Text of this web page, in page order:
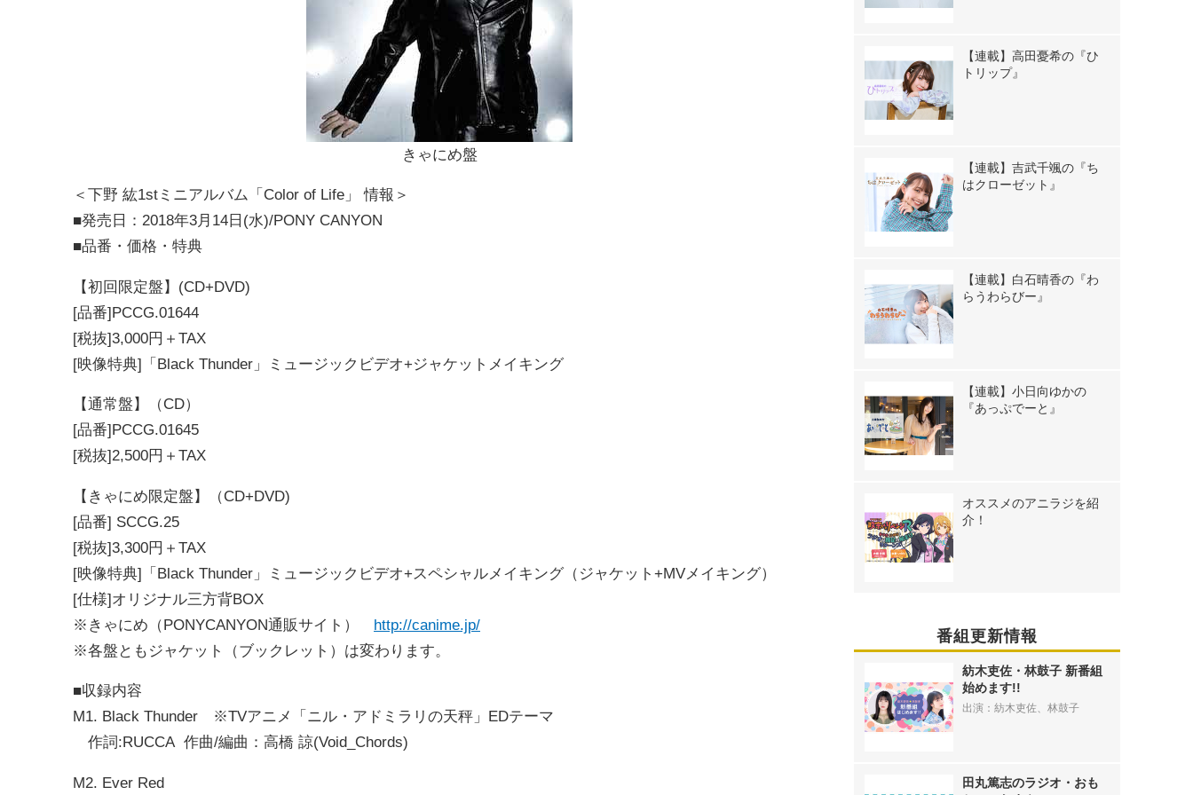
きゃにめ盤
＜下野 紘1stミニアルバム「Color of Life」 情報＞
■発売日：2018年3月14日(水)/PONY CANYON
■品番・価格・特典
【初回限定盤】(CD+DVD)
[品番]PCCG.01644
[税抜]3,000円＋TAX
[映像特典]「Black Thunder」ミュージックビデオ+ジャケットメイキング
【通常盤】（CD）
[品番]PCCG.01645
[税抜]2,500円＋TAX
【きゃにめ限定盤】（CD+DVD)
[品番] SCCG.25
[税抜]3,300円＋TAX
[映像特典]「Black Thunder」ミュージックビデオ+スペシャルメイキング（ジャケット+MVメイキング）
[仕様]オリジナル三方背BOX
※きゃにめ（PONYCANYON通販サイト） http://canime.jp/
※各盤ともジャケット（ブックレット）は変わります。
■収録内容
M1. Black Thunder ※TVアニメ「ニル・アドミラリの天秤」EDテーマ
作詞:RUCCA 作曲/編曲：高橋 諒(Void_Chords)
M2. Ever Red
【連載】高田憂希の『ひ
トリップ』
【連載】吉武千颯の『ち
はクローゼット』
【連載】白石晴香の『わ
らうわらびー』
【連載】小日向ゆかの
『あっぷでーと』
オススメのアニラジを紹
介！
番組更新情報
紡木吏佐・林鼓子 新番組
始めます!!
出演：紡木吏佐、林鼓子
田丸篤志のラジオ・おも